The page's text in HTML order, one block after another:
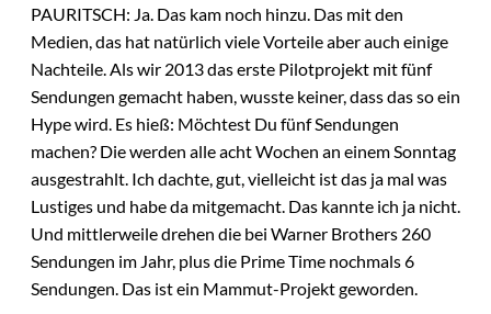
PAURITSCH: Ja. Das kam noch hinzu. Das mit den
Medien, das hat natürlich viele Vorteile aber auch einige
Nachteile. Als wir 2013 das erste Pilotprojekt mit fünf
Sendungen gemacht haben, wusste keiner, dass das so ein
Hype wird. Es hieß: Möchtest Du fünf Sendungen
machen? Die werden alle acht Wochen an einem Sonntag
ausgestrahlt. Ich dachte, gut, vielleicht ist das ja mal was
Lustiges und habe da mitgemacht. Das kannte ich ja nicht.
Und mittlerweile drehen die bei Warner Brothers 260
Sendungen im Jahr, plus die Prime Time nochmals 6
Sendungen. Das ist ein Mammut-Projekt geworden.